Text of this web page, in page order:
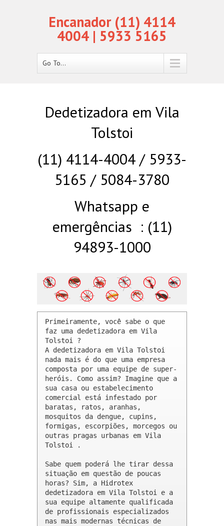
Encanador (11) 4114
4004 | 5933 5165
Go To...
Dedetizadora em Vila
Tolstoi
(11) 4114-4004 / 5933-
5165 / 5084-3780
Whatsapp e
emergências : (11)
94893-1000
Primeiramente, você sabe o que
faz uma dedetizadora em Vila
Tolstoi ?
A dedetizadora em Vila Tolstoi
nada mais é do que uma empresa
composta por uma equipe de super-
heróis. Como assim? Imagine que a
sua casa ou estabelecimento
comercial está infestado por
baratas, ratos, aranhas,
mosquitos da dengue, cupins,
formigas, escorpiões, morcegos ou
outras pragas urbanas em Vila
Tolstoi .
Sabe quem poderá lhe tirar dessa
situação em questão de poucas
horas? Sim, a Hidrotex
dedetizadora em Vila Tolstoi e a
sua equipe altamente qualificada
de profissionais especializados
nas mais modernas técnicas de